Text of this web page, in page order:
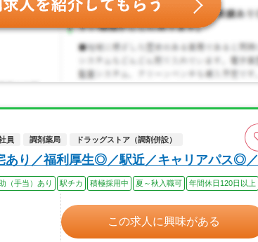
員 調剤薬局 ドラッグストア（調剤併設）
あり／福利厚生◎／駅近／キャリアパス◎／
（手当）あり 駅チカ 積極採用中 夏～秋入職可 年間休日120日以上
この求人に興味がある